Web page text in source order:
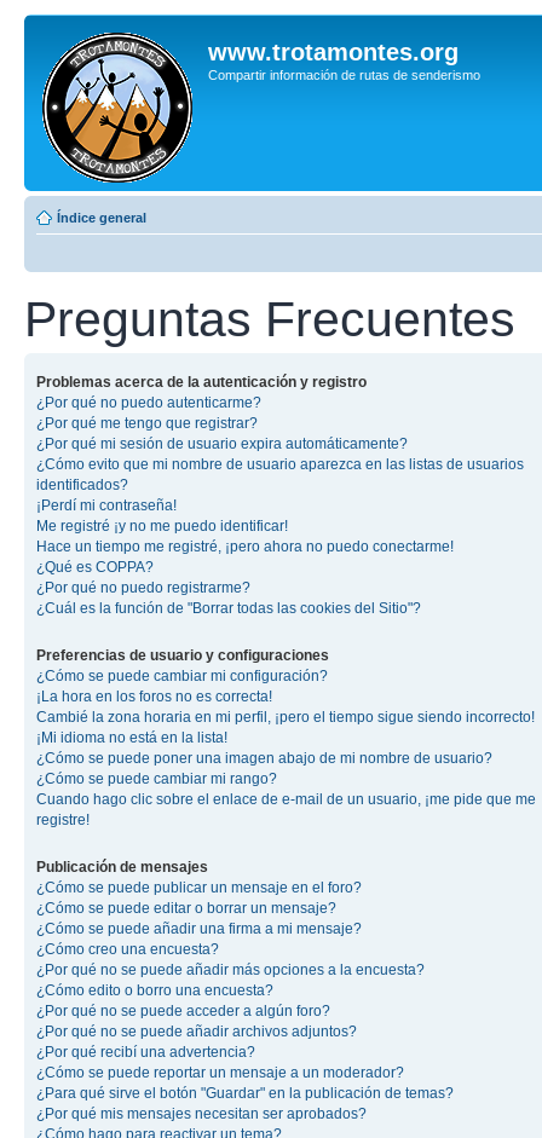
www.trotamontes.org
Compartir información de rutas de senderismo
Índice general
Preguntas Frecuentes
Problemas acerca de la autenticación y registro
¿Por qué no puedo autenticarme?
¿Por qué me tengo que registrar?
¿Por qué mi sesión de usuario expira automáticamente?
¿Cómo evito que mi nombre de usuario aparezca en las listas de usuarios
identificados?
¡Perdí mi contraseña!
Me registré ¡y no me puedo identificar!
Hace un tiempo me registré, ¡pero ahora no puedo conectarme!
¿Qué es COPPA?
¿Por qué no puedo registrarme?
¿Cuál es la función de "Borrar todas las cookies del Sitio"?
Preferencias de usuario y configuraciones
¿Cómo se puede cambiar mi configuración?
¡La hora en los foros no es correcta!
Cambié la zona horaria en mi perfil, ¡pero el tiempo sigue siendo incorrecto!
¡Mi idioma no está en la lista!
¿Cómo se puede poner una imagen abajo de mi nombre de usuario?
¿Cómo se puede cambiar mi rango?
Cuando hago clic sobre el enlace de e-mail de un usuario, ¡me pide que me
registre!
Publicación de mensajes
¿Cómo se puede publicar un mensaje en el foro?
¿Cómo se puede editar o borrar un mensaje?
¿Cómo se puede añadir una firma a mi mensaje?
¿Cómo creo una encuesta?
¿Por qué no se puede añadir más opciones a la encuesta?
¿Cómo edito o borro una encuesta?
¿Por qué no se puede acceder a algún foro?
¿Por qué no se puede añadir archivos adjuntos?
¿Por qué recibí una advertencia?
¿Cómo se puede reportar un mensaje a un moderador?
¿Para qué sirve el botón "Guardar" en la publicación de temas?
¿Por qué mis mensajes necesitan ser aprobados?
¿Cómo hago para reactivar un tema?